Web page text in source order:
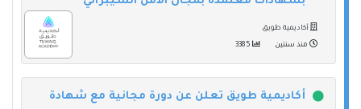
أكاديمية طويق
منذ سنتين
أكاديمية طويق تعلن عن دورة مجانية مع شهادة